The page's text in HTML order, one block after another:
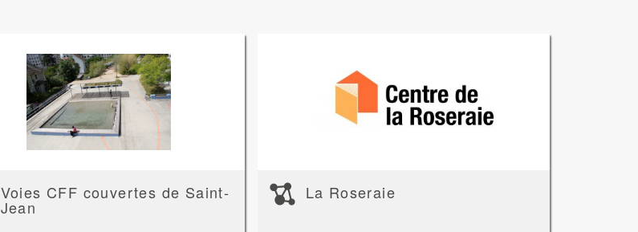
Voies CFF couvertes de Saint-
Jean
La Roseraie